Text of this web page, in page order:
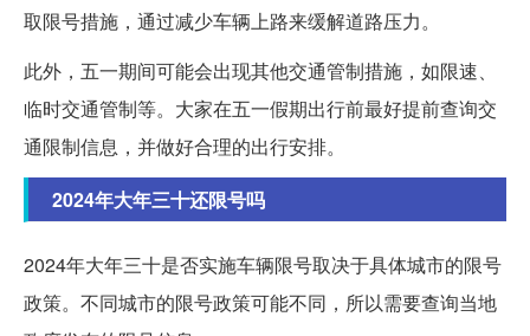
取限号措施，通过减少车辆上路来缓解道路压力。
此外，五一期间可能会出现其他交通管制措施，如限速、
临时交通管制等。大家在五一假期出行前最好提前查询交
通限制信息，并做好合理的出行安排。
2024年大年三十还限号吗
2024年大年三十是否实施车辆限号取决于具体城市的限号
政策。不同城市的限号政策可能不同，所以需要查询当地